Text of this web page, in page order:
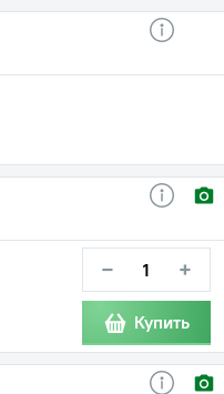
− +
Купить